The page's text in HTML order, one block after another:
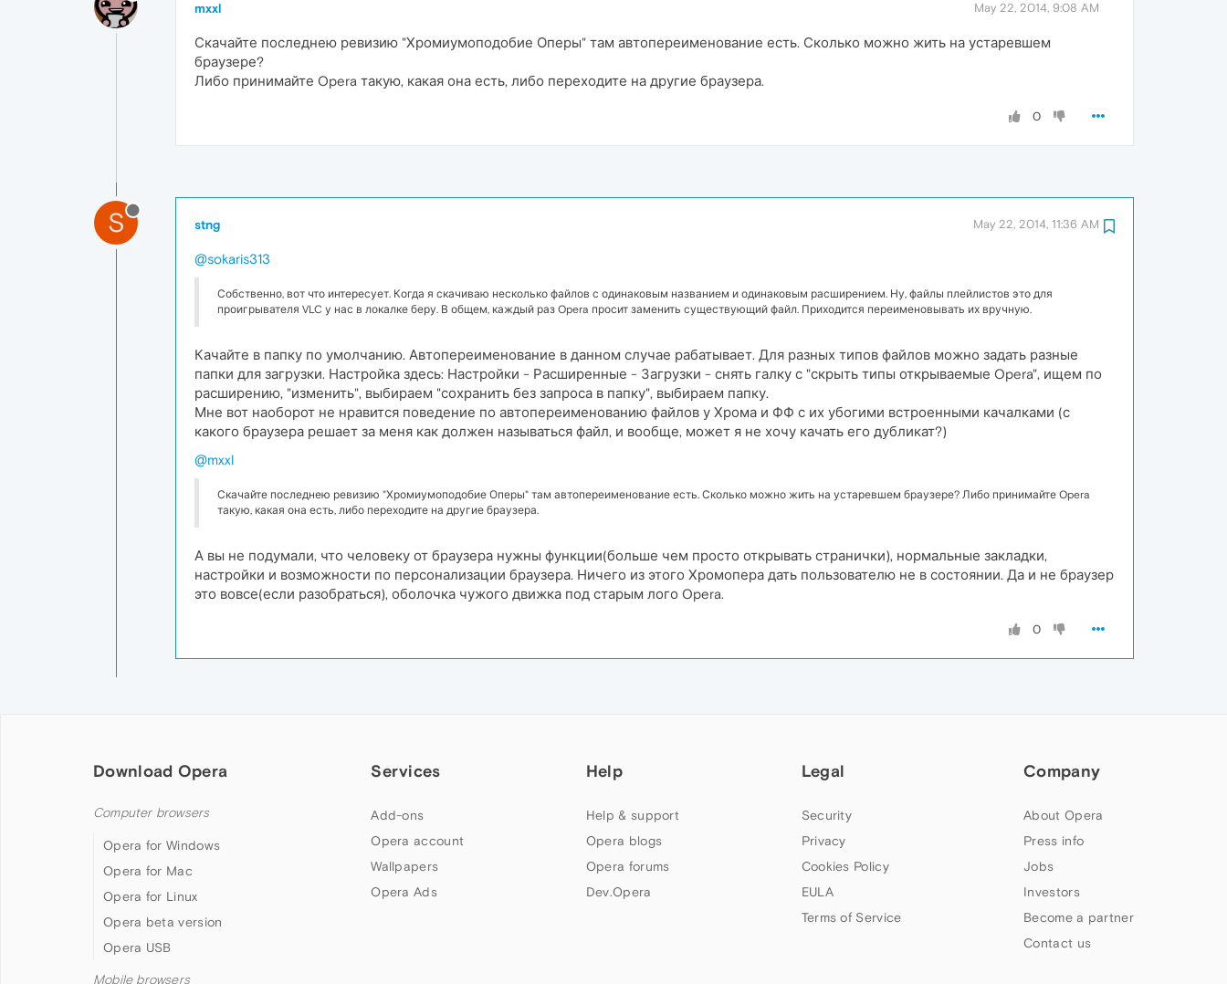
mxxl May 22, 2014, 9:08 AM
Скачайте последнею ревизию "Хромиумоподобие Оперы" там автопереименование есть. Сколько можно жить на устаревшем
браузере?
Либо принимайте Opera такую, какая она есть, либо переходите на другие браузера.
0
S stng May 22, 2014, 11:36 AM
@sokaris313
Собственно, вот что интересует. Когда я скачиваю несколько файлов с одинаковым названием и одинаковым расширением. Ну, файлы плейлистов это для
проигрывателя VLC у нас в локалке беру. В общем, каждый раз Opera просит заменить существующий файл. Приходится переименовывать их вручную.
Качайте в папку по умолчанию. Автопереименование в данном случае рабатывает. Для разных типов файлов можно задать разные
папки для загрузки. Настройка здесь: Настройки - Расширенные - Загрузки - снять галку с "скрыть типы открываемые Opera", ищем по
расширению, "изменить", выбираем "сохранить без запроса в папку", выбираем папку.
Мне вот наоборот не нравится поведение по автопереименованию файлов у Хрома и ФФ с их убогими встроенными качалками (с
какого браузера решает за меня как должен называться файл, и вообще, может я не хочу качать его дубликат?)
@mxxl
Скачайте последнею ревизию "Хромиумоподобие Оперы" там автопереименование есть. Сколько можно жить на устаревшем браузере? Либо принимайте Opera
такую, какая она есть, либо переходите на другие браузера.
А вы не подумали, что человеку от браузера нужны функции(больше чем просто открывать странички), нормальные закладки,
настройки и возможности по персонализации браузера. Ничего из этого Хромопера дать пользователю не в состоянии. Да и не браузер
это вовсе(если разобраться), оболочка чужого движка под старым лого Opera.
0
Download Opera
Computer browsers
Opera for Windows
Opera for Mac
Opera for Linux
Opera beta version
Opera USB
Mobile browsers
Services
Add-ons
Opera account
Wallpapers
Opera Ads
Help
Help & support
Opera blogs
Opera forums
Dev.Opera
Legal
Security
Privacy
Cookies Policy
EULA
Terms of Service
Company
About Opera
Press info
Jobs
Investors
Become a partner
Contact us